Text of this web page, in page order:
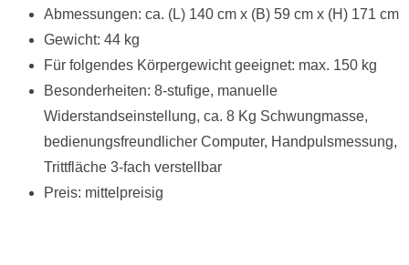
Abmessungen: ca. (L) 140 cm x (B) 59 cm x (H) 171 cm
Gewicht: 44 kg
Für folgendes Körpergewicht geeignet: max. 150 kg
Besonderheiten: 8-stufige, manuelle
Widerstandseinstellung, ca. 8 Kg Schwungmasse,
bedienungsfreundlicher Computer, Handpulsmessung,
Trittfläche 3-fach verstellbar
Preis: mittelpreisig